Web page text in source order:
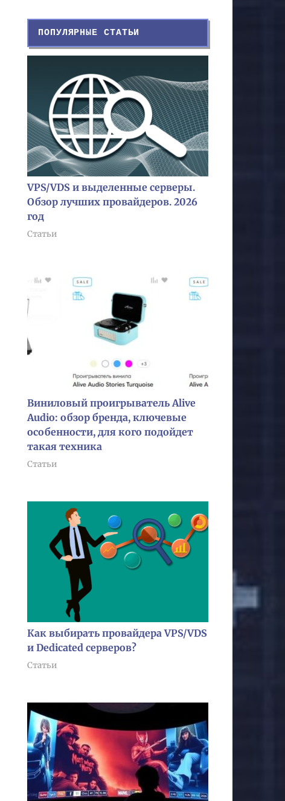
ПОПУЛЯРНЫЕ СТАТЬИ
VPS/VDS и выделенные серверы.
Обзор лучших провайдеров. 2026
год
Статьи
Виниловый проигрыватель Alive
Audio: обзор бренда, ключевые
особенности, для кого подойдет
такая техника
Статьи
Как выбирать провайдера VPS/VDS
и Dedicated серверов?
Статьи